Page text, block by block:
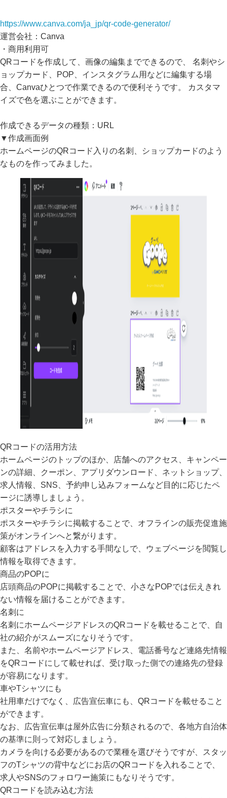
https://www.canva.com/ja_jp/qr-code-generator/
運営会社：Canva
・商用利用可
QRコードを作成して、画像の編集までできるので、 名刺やシ
ョップカード、POP、インスタグラム用などに編集する場
合、Canvaひとつで作業できるので便利そうです。 カスタマ
イズで色を選ぶことができます。
作成できるデータの種類：URL
▼作成画面例
ホームページのQRコード入りの名刺、ショップカードのよう
なものを作ってみました。
QRコードの活用方法
ホームページのトップのほか、店舗へのアクセス、キャンペー
ンの詳細、クーポン、アプリダウンロード、ネットショップ、
求人情報、SNS、予約申し込みフォームなど目的に応じたペ
ージに誘導しましょう。
ポスターやチラシに
ポスターやチラシに掲載することで、オフラインの販売促進施
策がオンラインへと繋がります。
顧客はアドレスを入力する手間なしで、ウェブページを閲覧し
情報を取得できます。
商品のPOPに
店頭商品のPOPに掲載することで、小さなPOPでは伝えきれ
ない情報を届けることができます。
名刺に
名刺にホームページアドレスのQRコードを載せることで、自
社の紹介がスムーズになりそうです。
また、名前やホームページアドレス、電話番号など連絡先情報
をQRコードにして載せれば、受け取った側での連絡先の登録
が容易になります。
車やTシャツにも
社用車だけでなく、広告宣伝車にも、QRコードを載せること
ができます。
なお、広告宣伝車は屋外広告に分類されるので、各地方自治体
の基準に則って対応しましょう。
カメラを向ける必要があるので業種を選びそうですが、スタッ
フのTシャツの背中などにお店のQRコードを入れることで、
求人やSNSのフォロワー施策にもなりそうです。
QRコードを読み込む方法